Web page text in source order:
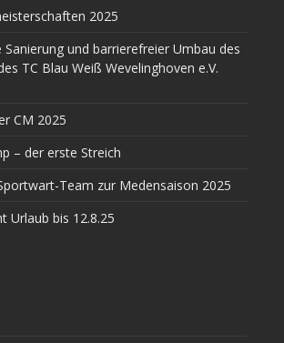
2025
Sanierung und barrierefreier Umbau des
TC Blau Weiß Wevelinghoven e.V.
CM 2025
– der erste Streich
Team zur Medensaison 2025
Urlaub bis 12.8.25